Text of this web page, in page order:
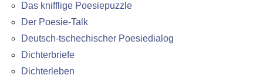
Das knifflige Poesiepuzzle
Der Poesie-Talk
Deutsch-tschechischer Poesiedialog
Dichterbriefe
Dichterleben